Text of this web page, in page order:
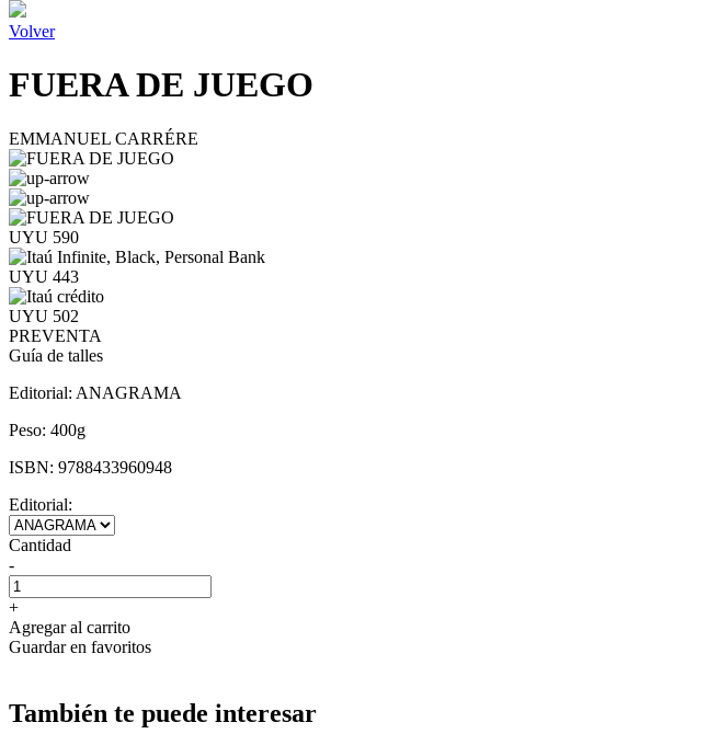
Volver
FUERA DE JUEGO
EMMANUEL CARRÉRE
UYU 590
UYU 443
UYU 502
PREVENTA
Guía de talles
Editorial: ANAGRAMA
Peso: 400g
ISBN: 9788433960948
Editorial:
Cantidad
-
+
Agregar al carrito
Guardar en favoritos
También te puede interesar